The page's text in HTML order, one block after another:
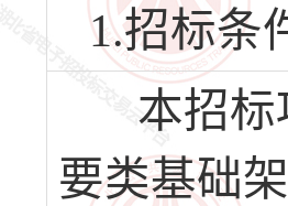
1.招标条
本招标
要类基础